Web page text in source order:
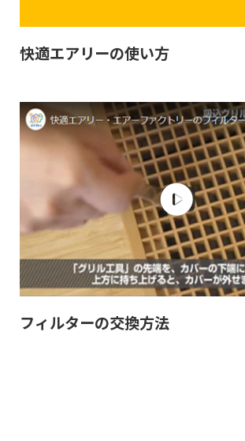
快適エアリーの使い方
フィルターの交換方法